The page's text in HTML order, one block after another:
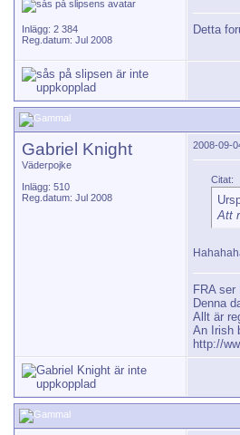
Inlägg: 2 384
Reg.datum: Jul 2008
Detta
Gabriel Knight
Väderpojke
Inlägg: 510
Reg.datum: Jul 2008
2008-09-
Citat:
Att
FRA ser
Denna
Allt är
An Irish
http://